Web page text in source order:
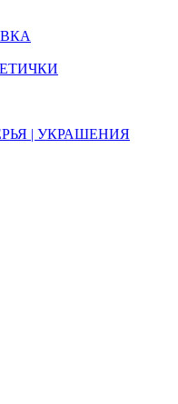
| УКРАШЕНИЯ